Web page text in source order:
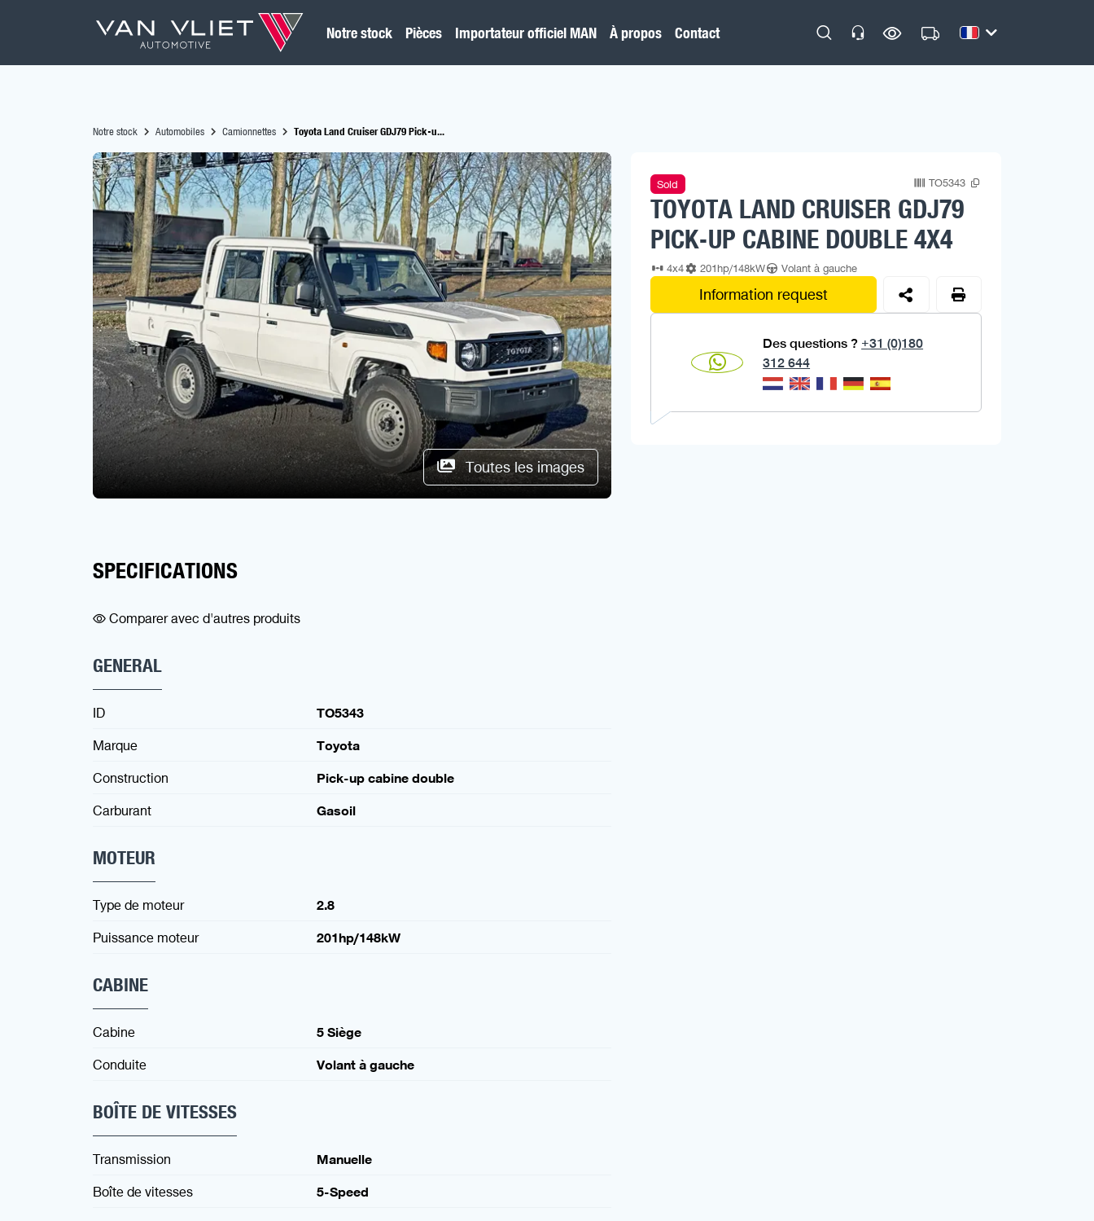
Notre stock Pièces Importateur officiel MAN À propos Contact
Notre stock Automobiles Camionnettes Toyota Land Cruiser GDJ79 Pick-u...
Toutes les images
Sold TO5343
TOYOTA LAND CRUISER GDJ79
PICK-UP CABINE DOUBLE 4X4
4x4 201hp/148kW Volant à gauche
Information request
Des questions ? +31 (0)180
312 644
SPECIFICATIONS
Comparer avec d'autres produits
GENERAL
ID
TO5343
Marque
Toyota
Construction
Pick-up cabine double
Carburant
Gasoil
MOTEUR
Type de moteur
2.8
Puissance moteur
201hp/148kW
CABINE
Cabine
5 Siège
Conduite
Volant à gauche
BOÎTE DE VITESSES
Transmission
Manuelle
Boîte de vitesses
5-Speed